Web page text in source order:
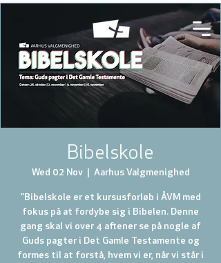
Bibelskole
Wed 02 Nov
  |
Aarhus Valgmenighed
”Bibelskole er et kursusforløb i ÅVM med
fokus på at fordybe sig i Bibelen. Denne
gang skal vi over 4 aftener se på nogle af
Guds pagter i Det Gamle Testamente og
formes til at forstå, hvem vi er, når vi står i